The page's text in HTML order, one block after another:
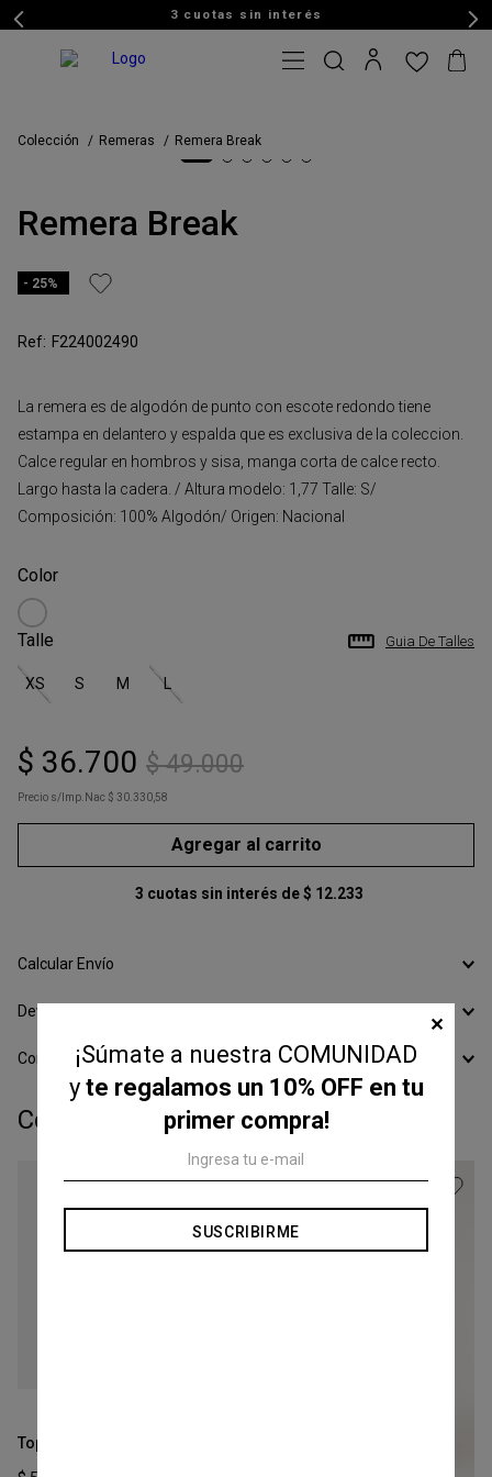
3 cuotas sin interés
Colección Remeras Remera Break
Remera Break
25%
F224002490
La remera es de algodón de punto con escote redondo tiene
estampa en delantero y espalda que es exclusiva de la coleccion.
Calce regular en hombros y sisa, manga corta de calce recto.
Largo hasta la cadera. / Altura modelo: 1,77 Talle: S/
Composición: 100% Algodón/ Origen: Nacional
Talle
XS S M L
Guia De Talles
$ 36.700 $ 49.000
Precio s/Imp.Nac $ 30.330,58
Agregar al carrito
3 cuotas sin interés de $ 12.233
Calcular Envío
Devoluciones
Conocer todos los Medios de Pago
Completá tu look:
Top Minimal
¡Súmate a nuestra COMUNIDAD
y te regalamos un 10% OFF en tu
primer compra!
SUSCRIBIRME
✕